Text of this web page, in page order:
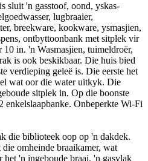
sluit 'n gasstoof, oond, yskas-
lugbraaier,
breekware, kookware, ysmasjien,
ontbyttoonbank met sitplek vir
in. 'n Wasmasjien, tuimeldroër,
is ook beskikbaar. Die huis bied
verdieping geleë is. Die eerste het
wat oor die water uitkyk. Die
sitplek in. Op die boonste
enkelslaapbanke. Onbeperkte Wi-Fi
die biblioteek oop op 'n dakdek.
omheinde braaikamer, wat
het 'n ingeboude braai, 'n gasvlak